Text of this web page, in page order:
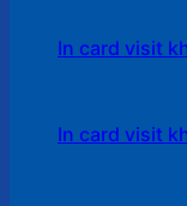
In card visit
In card visit